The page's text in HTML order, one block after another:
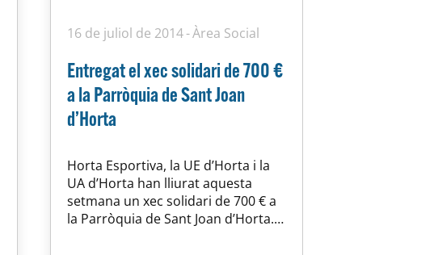
16 de juliol de 2014 Àrea Social
Entregat el xec solidari de 700 €
a la Parròquia de Sant Joan
d’Horta
Horta Esportiva, la UE d’Horta i la
UA d’Horta han lliurat aquesta
setmana un xec solidari de 700 € a
la Parròquia de Sant Joan d’Horta.